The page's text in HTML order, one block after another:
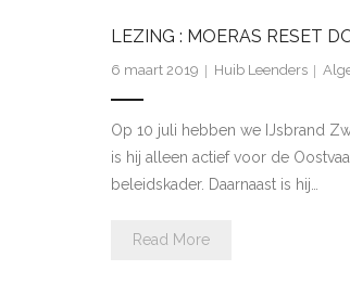
LEZING : MOERAS RESET
6 maart 2019 Huib Leenders
Op 10 juli hebben we IJsbrand
is hij alleen actief voor de
beleidskader. Daarnaast is hij…
Read More